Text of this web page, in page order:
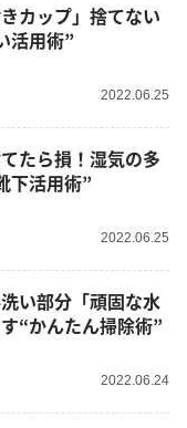
カップ」捨てない
活用術”
2022.06.25
たら損！湿気の多
下活用術”
2022.06.25
い部分「頑固な水
“かんたん掃除術”
2022.06.24